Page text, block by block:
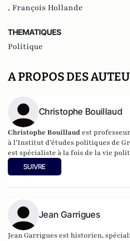
, François Hollande
THEMATIQUES
Politique
A PROPOS DES
Christophe Bouillaud
Christophe Bouillaud est
à l’Institut d’études politiques de
est spécialiste à la fois de la vie
vie politique européenne, en
partis.
SUIVRE
Jean Garrigues
Jean Garrigues est historien,